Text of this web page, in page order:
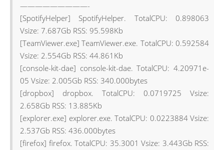
—————————-
[SpotifyHelper] SpotifyHelper. TotalCPU: 0.898063
Vsize: 7.687Gb RSS: 95.598Kb
[TeamViewer.exe] TeamViewer.exe. TotalCPU: 0.592584
Vsize: 2.554Gb RSS: 44.861Kb
[console-kit-dae] console-kit-dae. TotalCPU: 4.20971e-
05 Vsize: 2.005Gb RSS: 340.000bytes
[dropbox] dropbox. TotalCPU: 0.0719725 Vsize:
2.658Gb RSS: 13.885Kb
[explorer.exe] explorer.exe. TotalCPU: 0.0223884 Vsize:
2.537Gb RSS: 436.000bytes
[firefox] firefox. TotalCPU: 35.3001 Vsize: 3.443Gb RSS: